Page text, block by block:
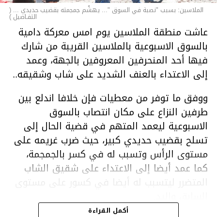
الملاسين: بسبب "نصبة في السوق "... يهشّم جمجمته بقضيب حديدي ... (
التفـاصيل )
عاشت منطقة الملاسين يوم امس معركة دامية
بالسوق الاسبوعية بالملاسين القريبة من شارك
فيها أحد المنحرفين المعروفين بالجهة، وعمد
إلى الاعتداء بالعنف الشديد على شاب وشقيقه..
ووفق ما توفر من معطيات فإن خلافا اندلع بين
طرفين النزاع على مكان انتصاب بالسوق
الاسبوعية ليعمد المتهم في قضية الحال إلى
تسلح بقضيب حديدي كبير، حيث ضرب غريمه على
مستوى الرأس وتسبب له في كسر بالجمجمة،
كما عمد أيضا إلى الاعتداء على شقيق الشاب
المتضرر ليتسبب له أيضا في كسور على مستوى
هذا وقد تمكن أعوان مركز الأمن الوطني بحي
أكمل القراءة